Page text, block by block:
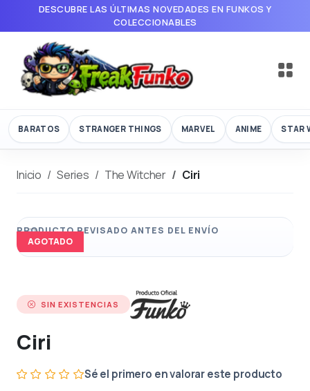
DESCUBRE LAS ÚLTIMAS NOVEDADES EN FUNKOS Y
COLECCIONABLES
BARATOS STRANGER THINGS MARVEL ANIME STAR
Inicio Series The Witcher Ciri
AGOTADO
SIN EXISTENCIAS
Ciri
Sé el primero en valorar este producto